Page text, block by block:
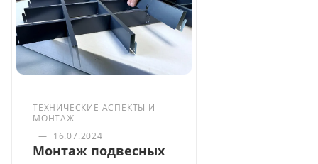
ТЕХНИЧЕСКИЕ АСПЕКТЫ И
МОНТАЖ
— 16.07.2024
Монтаж подвесных